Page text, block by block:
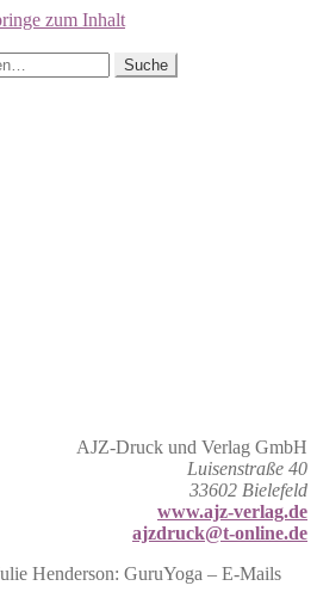
zum Inhalt
Suche
AJZ-Druck und Verlag GmbH
Luisenstraße 40
33602 Bielefeld
www.ajz-verlag.de
ajzdruck@t-online.de
Henderson: GuruYoga – E-Mails